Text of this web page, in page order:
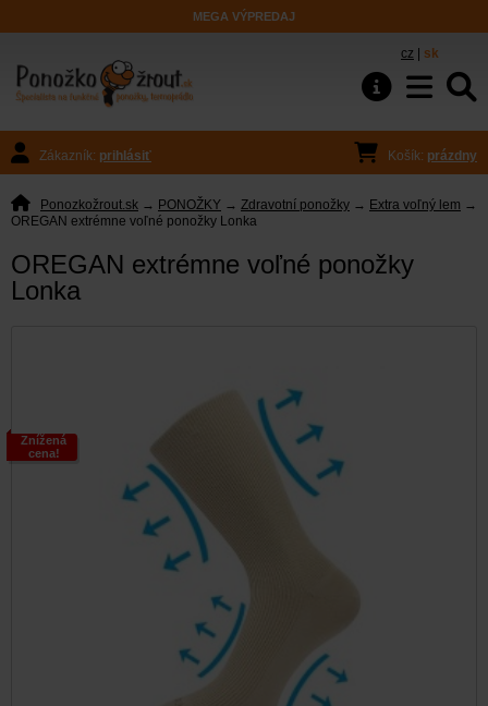
cz sk
Zákazník: prihlásiť Košík: prázdny
Ponozkožrout.sk → PONOŽKY → Zdravotní ponožky → Extra voľný lem →
OREGAN extrémne voľné ponožky Lonka
OREGAN extrémne voľné ponožky
Lonka
Znížená
cena!
MEGA VÝPREDAJ